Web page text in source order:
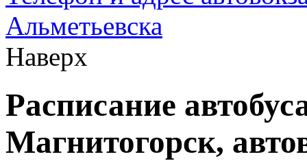
Альметьевска
Наверх
Расписание
Магнитогорск,